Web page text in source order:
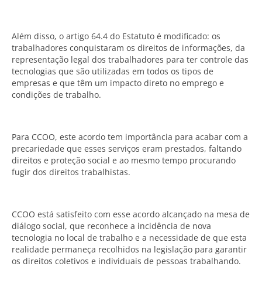
Além disso, o artigo 64.4 do Estatuto é modificado: os
trabalhadores conquistaram os direitos de informações, da
representação legal dos trabalhadores para ter controle das
tecnologias que são utilizadas em todos os tipos de
empresas e que têm um impacto direto no emprego e
condições de trabalho.
Para CCOO, este acordo tem importância para acabar com a
precariedade que esses serviços eram prestados, faltando
direitos e proteção social e ao mesmo tempo procurando
fugir dos direitos trabalhistas.
CCOO está satisfeito com esse acordo alcançado na mesa de
diálogo social, que reconhece a incidência de nova
tecnologia no local de trabalho e a necessidade de que esta
realidade permaneça recolhidos na legislação para garantir
os direitos coletivos e individuais de pessoas trabalhando.